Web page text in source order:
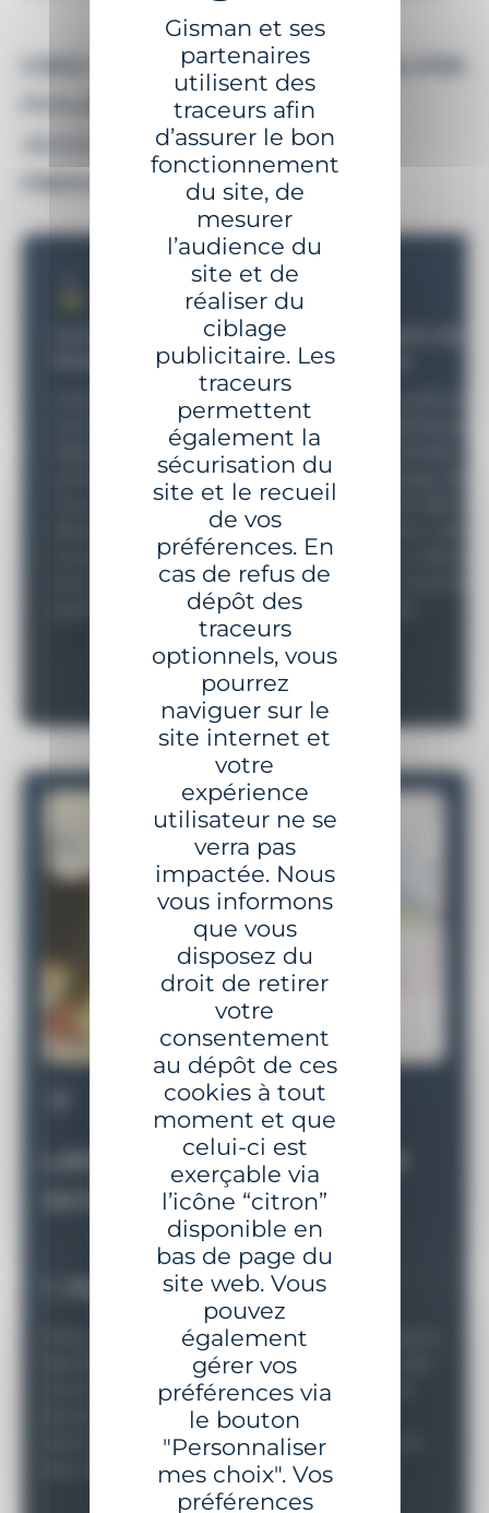
Gisman et ses
partenaires
utilisent des
traceurs afin
d’assurer le bon
fonctionnement
du site, de
mesurer
l’audience du
site et de
réaliser du
ciblage
publicitaire. Les
traceurs
permettent
également la
sécurisation du
site et le recueil
de vos
préférences. En
cas de refus de
dépôt des
traceurs
optionnels, vous
pourrez
naviguer sur le
site internet et
votre
expérience
utilisateur ne se
verra pas
impactée. Nous
vous informons
que vous
disposez du
droit de retirer
votre
consentement
au dépôt de ces
cookies à tout
moment et que
celui-ci est
exerçable via
l’icône “citron”
disponible en
bas de page du
site web. Vous
pouvez
également
gérer vos
préférences via
le bouton
"Personnaliser
mes choix". Vos
préférences
DES CONSEILS SUR-MESURE
ACCOMPAGNEMENT
PERSONNALISÉ
Conception de structures
normatif et fonctionnel
rigoureux, nos outils de
conception et de calcul
nous permettent de
développer des dispositifs
complets de balisage et
d’amarrage, fiables et
LES ÉTAPES DE NOTRE
ACCOMPAGNEMENT
1- ANALYSE DES BESOINS
Grâce à une étude détaillée, GISMAN vous aide à
identifier et prioriser vos besoins, à formuler des
recommandations pour un système cohérent,
durable et conforme aux standards
internationaux, et à planifier sa mise en œuvre
avec efficacité.
LES ÉTAPES DE NOTRE
ACCOMPAGNEMENT
LES ÉTAPES DE NOTRE
ACCOMPAGNEMENT
LES ÉTAPES DE NOTRE
ACCOMPAGNEMENT
LES ÉTAPES DE NOTRE
ACCOMPAGNEMENT
LES ÉTAPES DE NOTRE
ACCOMPAGNEMENT